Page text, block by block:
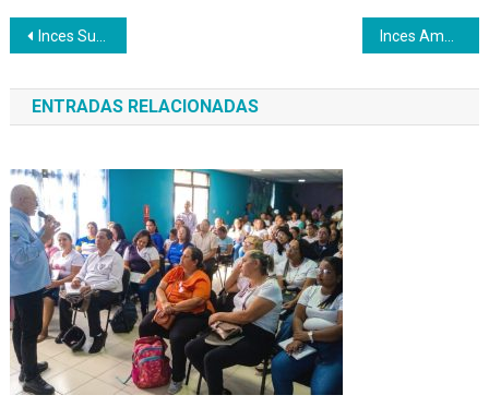
Navegación
de
entradas
Inces Sucre brinda formación a 250 funcionarios del ejecutivo regional
ENTRADAS RELACIONADAS